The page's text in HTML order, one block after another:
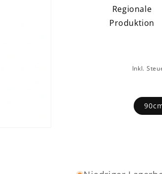
Regionale
Produktion
Inkl.